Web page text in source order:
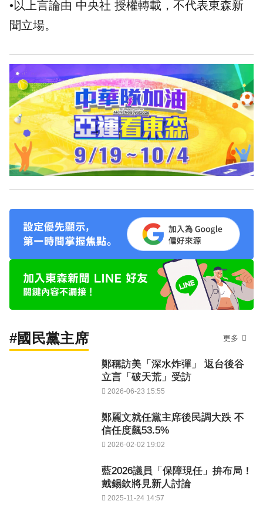
•以上言論由 中央社 授權轉載，不代表東森新
聞立場。
#國民黨主席 更多
鄭稱訪美「深水炸彈」 返台後谷
立言「破天荒」受訪
2026-06-23 15:55
鄭麗文就任黨主席後民調大跌 不
信任度飆53.5%
2026-02-02 19:02
藍2026議員「保障現任」拚布局！
戴錫欽將見新人討論
2025-11-24 14:57